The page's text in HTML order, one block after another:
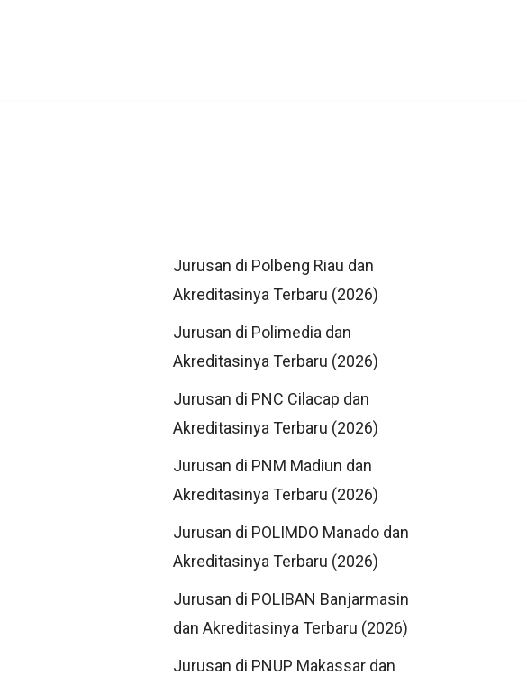
Jurusan di Polbeng Riau dan
Akreditasinya Terbaru (2026)
Jurusan di Polimedia dan
Akreditasinya Terbaru (2026)
Jurusan di PNC Cilacap dan
Akreditasinya Terbaru (2026)
Jurusan di PNM Madiun dan
Akreditasinya Terbaru (2026)
Jurusan di POLIMDO Manado dan
Akreditasinya Terbaru (2026)
Jurusan di POLIBAN Banjarmasin
dan Akreditasinya Terbaru (2026)
Jurusan di PNUP Makassar dan